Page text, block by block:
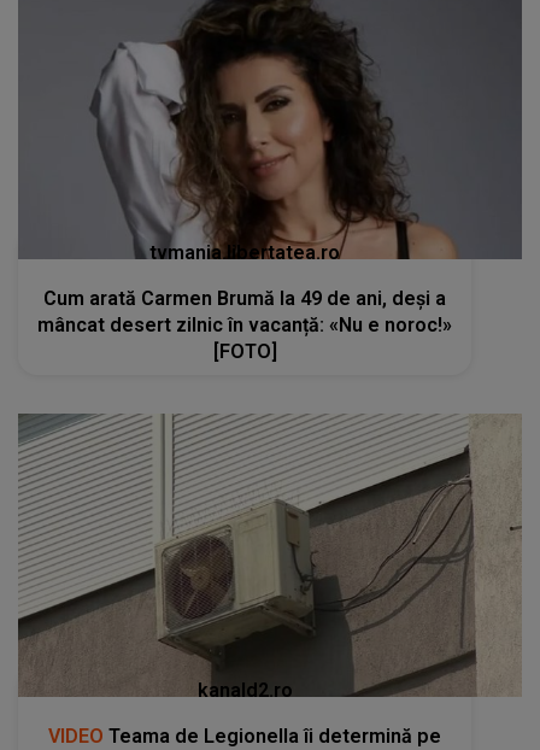
tvmania.libertatea.ro
Cum arată Carmen Brumă la 49 de ani, deși a
mâncat desert zilnic în vacanță: «Nu e noroc!»
[FOTO]
kanald2.ro
VIDEO Teama de Legionella îi determină pe